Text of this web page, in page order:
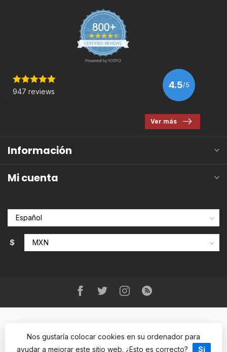
947 reviews
4.5/5
Ver más
Información
Mi cuenta
$
Nos gustaría colocar cookies en su ordenador para
ayudar a mejorar este sitio web. ¿Esto es correcto?
Sí